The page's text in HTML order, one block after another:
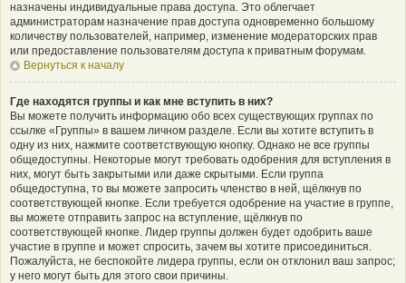
назначены индивидуальные права доступа. Это облегчает
администраторам назначение прав доступа одновременно большому
количеству пользователей, например, изменение модераторских прав
или предоставление пользователям доступа к приватным форумам.
Вернуться к началу
Где находятся группы и как мне вступить в них?
Вы можете получить информацию обо всех существующих группах по
ссылке «Группы» в вашем личном разделе. Если вы хотите вступить в
одну из них, нажмите соответствующую кнопку. Однако не все группы
общедоступны. Некоторые могут требовать одобрения для вступления в
них, могут быть закрытыми или даже скрытыми. Если группа
общедоступна, то вы можете запросить членство в ней, щёлкнув по
соответствующей кнопке. Если требуется одобрение на участие в группе,
вы можете отправить запрос на вступление, щёлкнув по
соответствующей кнопке. Лидер группы должен будет одобрить ваше
участие в группе и может спросить, зачем вы хотите присоединиться.
Пожалуйста, не беспокойте лидера группы, если он отклонил ваш запрос;
у него могут быть для этого свои причины.